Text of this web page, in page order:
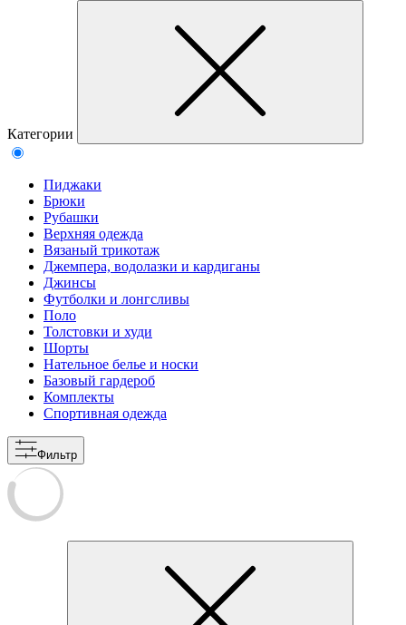
Категории
Пиджаки
Брюки
Рубашки
Верхняя одежда
Вязаный трикотаж
Джемпера, водолазки и кардиганы
Джинсы
Футболки и лонгсливы
Поло
Толстовки и худи
Шорты
Нательное белье и носки
Базовый гардероб
Комплекты
Спортивная одежда
Фильтр